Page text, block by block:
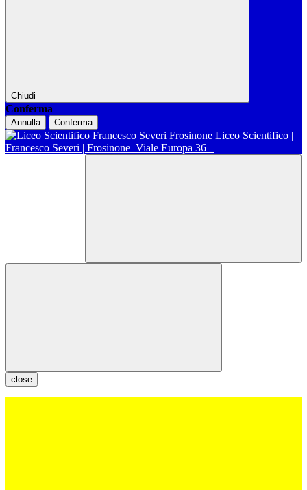
Chiudi
Conferma
Annulla Conferma
Liceo Scientifico |
Francesco Severi | Frosinone Viale Europa 36
close